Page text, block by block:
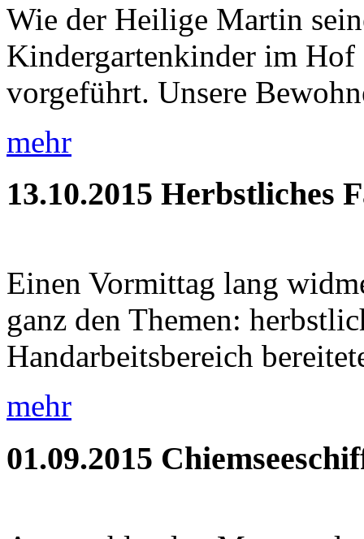
Wie der Heilige Martin
Kindergartenkinder im Hof
vorgeführt. Unsere
mehr
13.10.2015 Herbstliches
Einen Vormittag lang
ganz den Themen:
Handarbeitsbereich
mehr
01.09.2015